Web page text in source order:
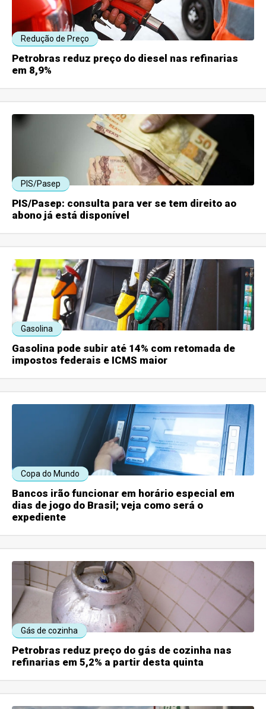
Redução de Preço
Petrobras reduz preço do diesel nas refinarias
em 8,9%
PIS/Pasep
PIS/Pasep: consulta para ver se tem direito ao
abono já está disponível
Gasolina
Gasolina pode subir até 14% com retomada de
impostos federais e ICMS maior
Copa do Mundo
Bancos irão funcionar em horário especial em
dias de jogo do Brasil; veja como será o
expediente
Gás de cozinha
Petrobras reduz preço do gás de cozinha nas
refinarias em 5,2% a partir desta quinta